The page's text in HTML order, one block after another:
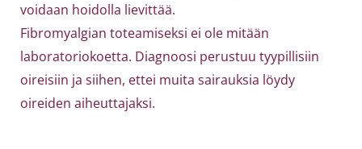
voidaan hoidolla lievittää.
Fibromyalgian toteamiseksi ei ole mitään
laboratoriokoetta. Diagnoosi perustuu tyypillisiin
oireisiin ja siihen, ettei muita sairauksia löydy
oireiden aiheuttajaksi.